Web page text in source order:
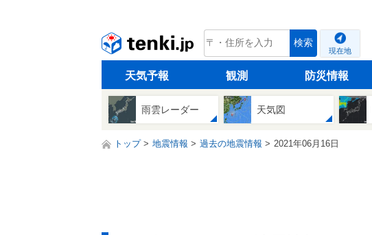
tenki.jp 検索
現在地
天気予報 観測 防災情報
雨雲レーダー 天気図
トップ 地震情報 過去の地震情報 2021年06月16日